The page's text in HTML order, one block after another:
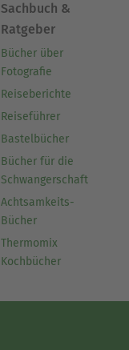
Sachbuch &
Ratgeber
Bücher über
Fotografie
Reiseberichte
Reiseführer
Bastelbücher
Bücher für die
Schwangerschaft
Achtsamkeits-
Bücher
Thermomix
Kochbücher